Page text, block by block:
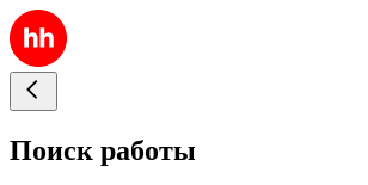
Поиск работы